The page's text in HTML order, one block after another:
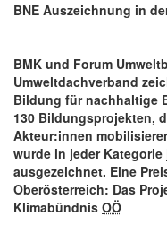
BNE Auszeichnung in
BMK und Forum
Umweltdachverband
Bildung für nachhaltige
130 Bildungsprojekten,
Akteur:innen
wurde in jeder
ausgezeichnet. Eine
Oberösterreich: Das
Klimabündnis OÖ